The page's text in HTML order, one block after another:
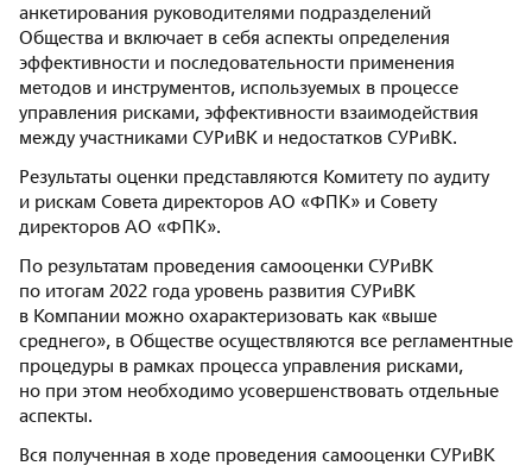
анкетирования руководителями подразделений
Общества и включает в себя аспекты определения
эффективности и последовательности применения
методов и инструментов, используемых в процессе
управления рисками, эффективности взаимодействия
между участниками СУРиВК и недостатков СУРиВК.
Результаты оценки представляются Комитету по аудиту
и рискам Совета директоров АО «ФПК» и Совету
директоров АО «ФПК».
По результатам проведения самооценки СУРиВК
по итогам 2022 года уровень развития СУРиВК
в Компании можно охарактеризовать как «выше
среднего», в Обществе осуществляются все регламентные
процедуры в рамках процесса управления рисками,
но при этом необходимо усовершенствовать отдельные
аспекты.
Вся полученная в ходе проведения самооценки СУРиВК